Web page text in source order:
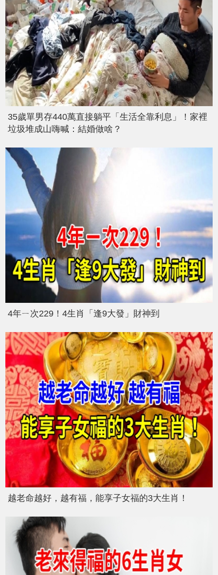
35歲單男存440萬直接躺平「生活全靠利息」！家裡
垃圾堆成山嗨喊：結婚做啥？
4年ㄧ次229！4生肖「逢9大發」財神到
越老命越好，越有福，能享子女福的3大生肖！